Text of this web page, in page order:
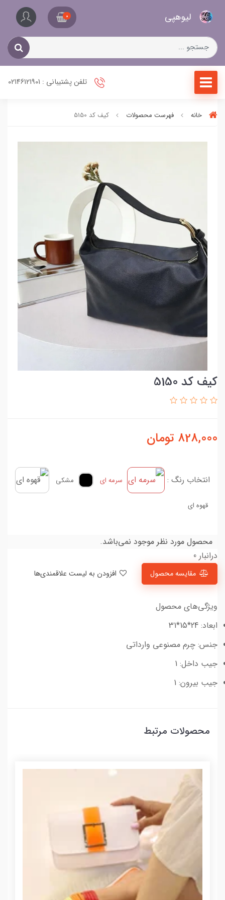
لیو‌هپی 0
تلفن پشتیبانی : 02146121901
خانه فهرست محصولات کیف کد 5150
کیف کد 5150
828,000 تومان
انتخاب رنگ : سرمه ای مشکی
قهوه ای
محصول مورد نظر موجود نمی‌باشد.
درانبار 0
مقایسه محصول
ویژگی‌های محصول
ابعاد: 24*15*31
جنس: چرم مصنوعی وارداتی
جیب داخل: 1
جیب بیرون: 1
محصولات مرتبط